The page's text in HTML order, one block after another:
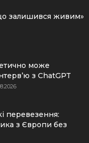
залишився живим»
може
з ChatGPT
перевезення:
з Європи без